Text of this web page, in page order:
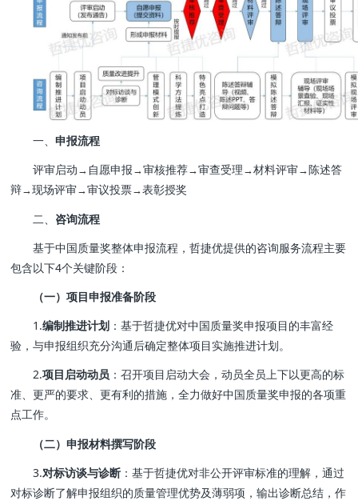
一、申报流程
评审启动 → 自愿申报 →审核推荐→审查受理 →材料评审→陈述答
辩→现场评审→审议投票→表彰授奖
二、 咨询流程
基于中国质量奖整体申报流程，哲捷优提供的咨询服务流程主要
包含以下4个关键阶段：
（一）项目申报准备阶段
1.编制推进计划 ：基于哲捷优对中国质量奖申报项目的丰富经
验，与申报组织充分沟通后确定整体项目实施推进计划。
2.项目启动动员 ：召开项目启动大会，动员全员上下以更高的标
准、更严的要求、更有利的措施，全力做好中国质量奖申报的各项重
点工作。
（二）申报材料撰写阶段
3.对标访谈与诊断 ：基于哲捷优对非公开评审标准的理解，通过
对标诊断了解申报组织的质量管理优势及薄弱项，输出诊断总结，作